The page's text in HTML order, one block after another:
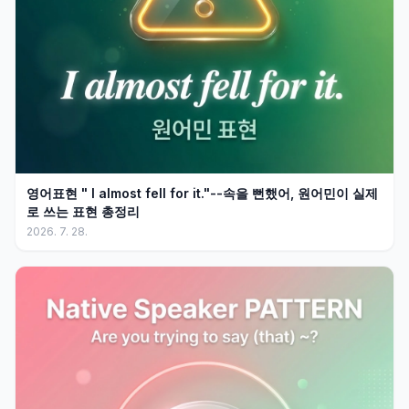
영어표현 " I almost fell for it."--속을 뻔했어, 원어민이 실제
로 쓰는 표현 총정리
2026. 7. 28.